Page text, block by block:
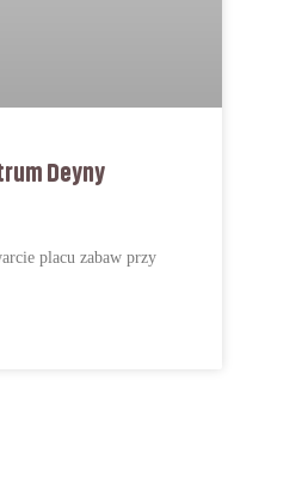
Deyny
placu zabaw przy